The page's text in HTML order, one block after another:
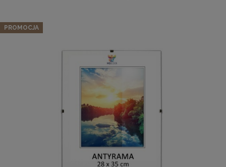
Ramka na zdjęcia 15x23 cm, drewniana w kolorze
pomarańczowych, z naturalnego drewna
Cena regularna:
Najniższa cena:428,49 zł
PROMOCJA